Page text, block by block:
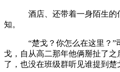
酒店、还带着一身陌生的信
知。
“楚戈？你怎么在这里？”司
戈，自从高二那年他俩掰扯了
了，也没在班级群听见谁提到楚